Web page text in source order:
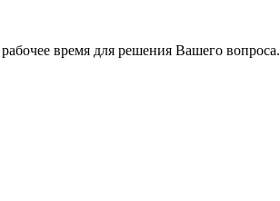
время для решения Вашего вопроса.